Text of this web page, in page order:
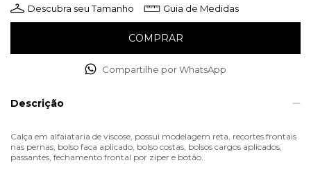
Descubra seu Tamanho Guia de Medidas
Compartilhe por WhatsApp
Descrição
Calça em alfaiataria de viscose, possui modelagem reta, recortes frontais
nas pernas, bolso faca aplicado, bolso costas, bolsos cargos aplicados,
passantes, fechamento frontal por zíper e botão.